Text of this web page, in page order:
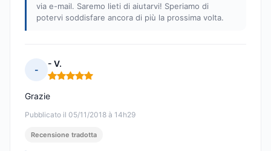
via e-mail. Saremo lieti di aiutarvi! Speriamo di
potervi soddisfare ancora di più la prossima volta.
-
- V.
Nota: 5 su 5
Pubblicato il 05/11/2018 à 14h29
Grazie
Recensione tradotta